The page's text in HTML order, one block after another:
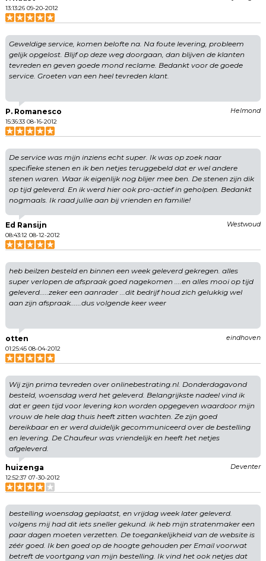
13:13:26 09-20-2012
Geweldige service, komen belofte na. Na foute levering, probleem
gelijk opgelost. Blijf op deze weg doorgaan, dan blijven de klanten
tevreden en geven goede mond reclame. Bedankt voor de goede
service. Groeten van een heel tevreden klant.
P. Romanesco Helmond
15:36:33 08-16-2012
De service was mijn inziens echt super. Ik was op zoek naar
specifieke stenen en ik ben netjes teruggebeld dat er wel andere
stenen waren. Waar ik eigenlijk nog blijer mee ben. De stenen zijn dik
op tijd geleverd. En ik werd hier ook pro-actief in geholpen. Bedankt
nogmaals. Ik raad jullie aan bij vrienden en familie!
Ed Ransijn Westwoud
08:43:12 08-12-2012
heb beilzen besteld en binnen een week geleverd gekregen. alles
super verlopen.de afspraak goed nagekomen ....en alles mooi op tijd
geleverd.....zeker een aanrader ...dit bedrijf houd zich gelukkig wel
aan zijn afspraak......dus volgende keer weer
otten eindhoven
01:25:45 08-04-2012
Wij zijn prima tevreden over onlinebestrating.nl. Donderdagavond
besteld, woensdag werd het geleverd. Belangrijkste nadeel vind ik
dat er geen tijd voor levering kon worden opgegeven waardoor mijn
vrouw de hele dag thuis heeft zitten wachten. Ze zijn goed
bereikbaar en er werd duidelijk gecommuniceerd over de bestelling
en levering. De Chaufeur was vriendelijk en heeft het netjes
afgeleverd.
huizenga Deventer
12:52:37 07-30-2012
bestelling woensdag geplaatst, en vrijdag week later geleverd.
volgens mij had dit iets sneller gekund. ik heb mijn stratenmaker een
paar dagen moeten verzetten. De toegankelijkheid van de website is
zéér goed. Ik ben goed op de hoogte gehouden per Email voorwat
betreft de voortgang van mijn bestelling. Ik vind het ook netjes dat